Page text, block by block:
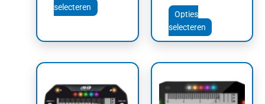
selecteren
Opties
selecteren
product
heeft